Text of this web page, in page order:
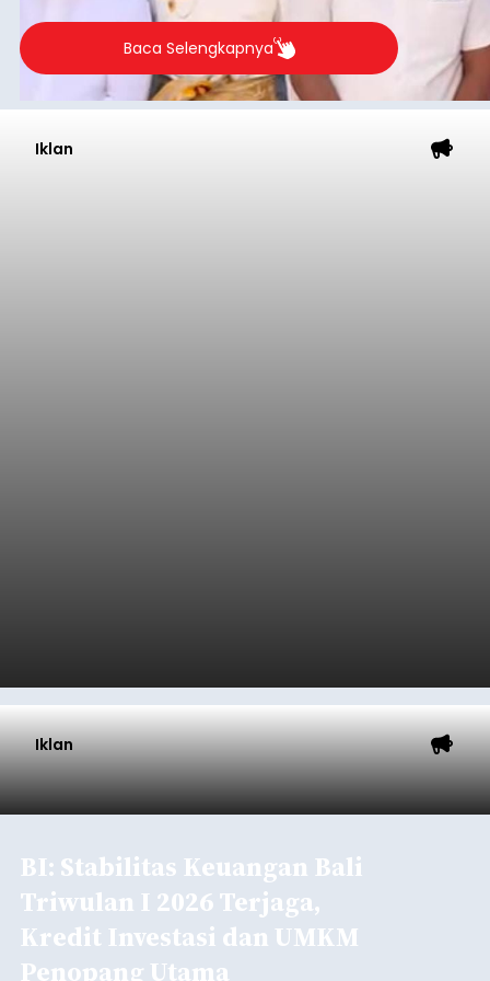
Baca Selengkapnya
Iklan
Iklan
BI: Stabilitas Keuangan Bali
Triwulan I 2026 Terjaga,
Kredit Investasi dan UMKM
Penopang Utama